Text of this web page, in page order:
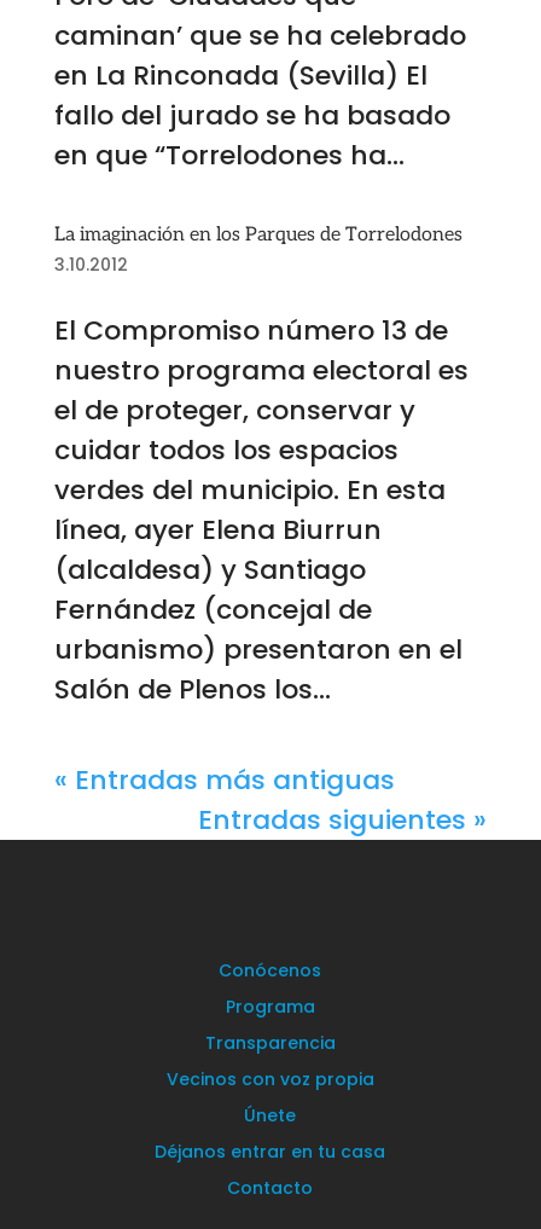
caminan’ que se ha celebrado
en La Rinconada (Sevilla) El
fallo del jurado se ha basado
en que “Torrelodones ha...
La imaginación en los Parques de Torrelodones
3.10.2012
El Compromiso número 13 de
nuestro programa electoral es
el de proteger, conservar y
cuidar todos los espacios
verdes del municipio. En esta
línea, ayer Elena Biurrun
(alcaldesa) y Santiago
Fernández (concejal de
urbanismo) presentaron en el
Salón de Plenos los...
« Entradas más antiguas
Entradas siguientes »
Conócenos
Programa
Transparencia
Vecinos con voz propia
Únete
Déjanos entrar en tu casa
Contacto